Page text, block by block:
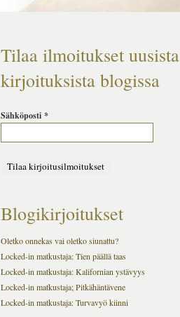
Tilaa ilmoitukset uusista
kirjoituksista blogissa
Sähköposti *
Blogikirjoitukset
Oletko onnekas vai oletko siunattu?
Locked-in matkustaja: Tien päällä taas
Locked-in matkustaja: Kalifornian ystävyys
Locked-in matkustaja; Pitkähäntävene
Locked-in matkustaja: Turvavyö kiinni